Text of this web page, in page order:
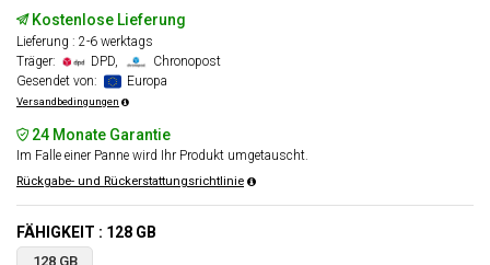
Kostenlose Lieferung
Lieferung : 2-6 werktags
Träger:
DPD,
Chronopost
Gesendet von:
Europa
Versandbedingungen
24 Monate Garantie
Im Falle einer Panne wird Ihr Produkt umgetauscht.
Rückgabe- und Rückerstattungsrichtlinie
FÄHIGKEIT : 128 GB
128 GB